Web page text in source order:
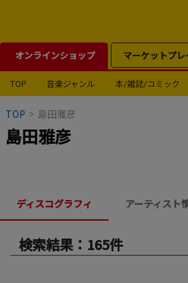
オンラインショップ マーケットプレ
TOP 音楽ジャンル 本/雑誌/コミック
TOP > 島田雅彦
島田雅彦
ディスコグラフィ アーティスト
検索結果：165件